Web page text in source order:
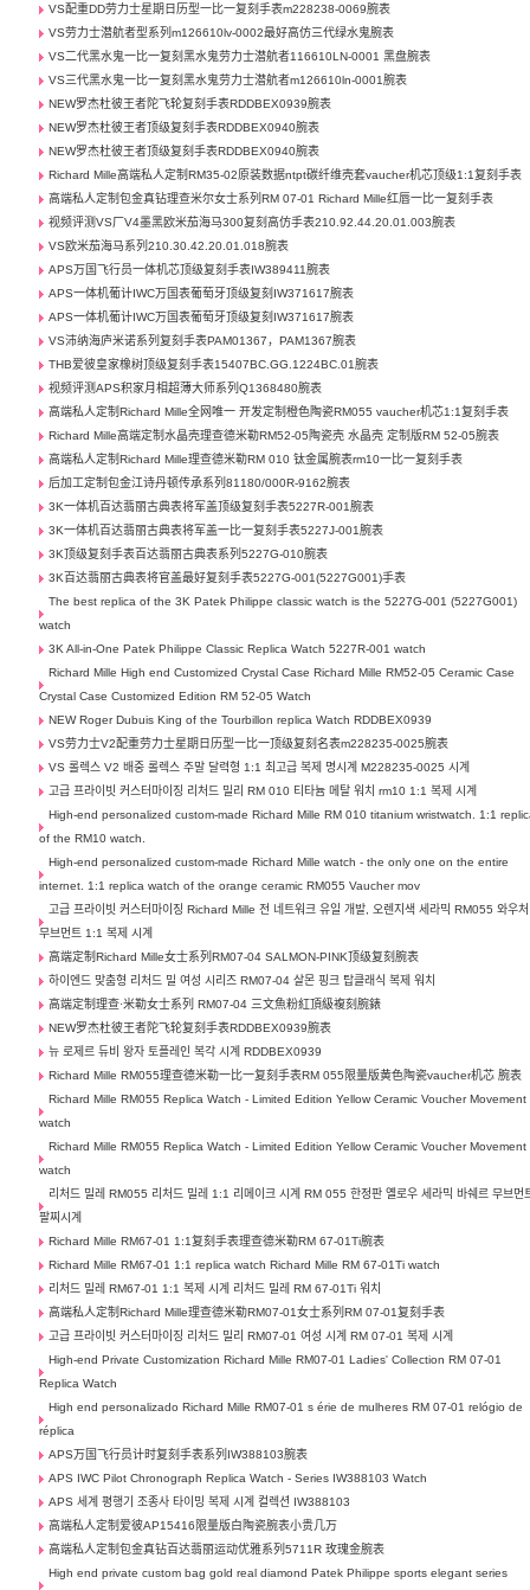
VS配重DD劳力士星期日历型一比一复刻手表m228238-0069腕表
VS劳力士潜航者型系列m126610lv-0002最好高仿三代绿水鬼腕表
VS二代黑水鬼一比一复刻黑水鬼劳力士潜航者116610LN-0001 黑盘腕表
VS三代黑水鬼一比一复刻黑水鬼劳力士潜航者m126610ln-0001腕表
NEW罗杰杜彼王者陀飞轮复刻手表RDDBEX0939腕表
NEW罗杰杜彼王者顶级复刻手表RDDBEX0940腕表
NEW罗杰杜彼王者顶级复刻手表RDDBEX0940腕表
Richard Mille高端私人定制RM35-02原装数据ntpt碳纤维壳套vaucher机芯顶级1:1复刻手表
高端私人定制包金真钻理查米尔女士系列RM 07-01 Richard Mille红唇一比一复刻手表
视频评测VS厂V4墨黑欧米茄海马300复刻高仿手表210.92.44.20.01.003腕表
VS欧米茄海马系列210.30.42.20.01.018腕表
APS万国飞行员一体机芯顶级复刻手表IW389411腕表
APS一体机葡计IWC万国表葡萄牙顶级复刻IW371617腕表
APS一体机葡计IWC万国表葡萄牙顶级复刻IW371617腕表
VS沛纳海庐米诺系列复刻手表PAM01367，PAM1367腕表
THB爱彼皇家橡树顶级复刻手表15407BC.GG.1224BC.01腕表
视频评测APS积家月相超薄大师系列Q1368480腕表
高端私人定制Richard Mille全网唯一 开发定制橙色陶瓷RM055 vaucher机芯1:1复刻手表
Richard Mille高端定制水晶壳理查德米勒RM52-05陶瓷壳 水晶壳 定制版RM 52-05腕表
高端私人定制Richard Mille理查德米勒RM 010 钛金属腕表rm10一比一复刻手表
后加工定制包金江诗丹顿传承系列81180/000R-9162腕表
3K一体机百达翡丽古典表将军盖顶级复刻手表5227R-001腕表
3K一体机百达翡丽古典表将军盖一比一复刻手表5227J-001腕表
3K顶级复刻手表百达翡丽古典表系列5227G-010腕表
3K百达翡丽古典表将官盖最好复刻手表5227G-001(5227G001)手表
The best replica of the 3K Patek Philippe classic watch is the 5227G-001 (5227G001)
watch
3K All-in-One Patek Philippe Classic Replica Watch 5227R-001 watch
Richard Mille High end Customized Crystal Case Richard Mille RM52-05 Ceramic Case
Crystal Case Customized Edition RM 52-05 Watch
NEW Roger Dubuis King of the Tourbillon replica Watch RDDBEX0939
VS劳力士V2配重劳力士星期日历型一比一顶级复刻名表m228235-0025腕表
VS 롤렉스 V2 배중 롤렉스 주말 달력형 1:1 최고급 복제 명시계 M228235-0025 시계
고급 프라이빗 커스터마이징 리처드 밀리 RM 010 티타늄 메탈 워치 rm10 1:1 복제 시계
High-end personalized custom-made Richard Mille RM 010 titanium wristwatch. 1:1
of the RM10 watch.
High-end personalized custom-made Richard Mille watch - the only one on the entire
internet. 1:1 replica watch of the orange ceramic RM055 Vaucher mov
고급 프라이빗 커스터마이징 Richard Mille 전 네트워크 유일 개발, 오렌지색 세라믹 RM055 와우처
무브먼트 1:1 복제 시계
高端定制Richard Mille女士系列RM07-04 SALMON-PINK顶级复刻腕表
하이엔드 맞춤형 리처드 밀 여성 시리즈 RM07-04 살몬 핑크 탑클래식 복제 워치
高端定制理查·米勒女士系列 RM07-04 三文魚粉紅頂級複刻腕錶
NEW罗杰杜彼王者陀飞轮复刻手表RDDBEX0939腕表
뉴 로제르 듀비 왕자 토플레인 복각 시계 RDDBEX0939
Richard Mille RM055理查德米勒一比一复刻手表RM 055限量版黄色陶瓷vaucher机芯 腕表
Richard Mille RM055 Replica Watch - Limited Edition Yellow Ceramic Voucher Movement
watch
Richard Mille RM055 Replica Watch - Limited Edition Yellow Ceramic Voucher Movement
watch
리처드 밀레 RM055 리처드 밀레 1:1 리메이크 시계 RM 055 한정판 옐로우 세라믹 바쉐르 무브먼
팔찌시계
Richard Mille RM67-01 1:1复刻手表理查德米勒RM 67-01Ti腕表
Richard Mille RM67-01 1:1 replica watch Richard Mille RM 67-01Ti watch
리처드 밀레 RM67-01 1:1 복제 시계 리처드 밀레 RM 67-01Ti 워치
高端私人定制Richard Mille理查德米勒RM07-01女士系列RM 07-01复刻手表
고급 프라이빗 커스터마이징 리처드 밀리 RM07-01 여성 시계 RM 07-01 복제 시계
High-end Private Customization Richard Mille RM07-01 Ladies' Collection RM 07-01
Replica Watch
High end personalizado Richard Mille RM07-01 s érie de mulheres RM 07-01 relógio de
réplica
APS万国飞行员计时复刻手表系列IW388103腕表
APS IWC Pilot Chronograph Replica Watch - Series IW388103 Watch
APS 세계 평행기 조종사 타이밍 복제 시계 컬렉션 IW388103
高端私人定制爱彼AP15416限量版白陶瓷腕表小贵几万
高端私人定制包金真钻百达翡丽运动优雅系列5711R 玫瑰金腕表
High end private custom bag gold real diamond Patek Philippe sports elegant series